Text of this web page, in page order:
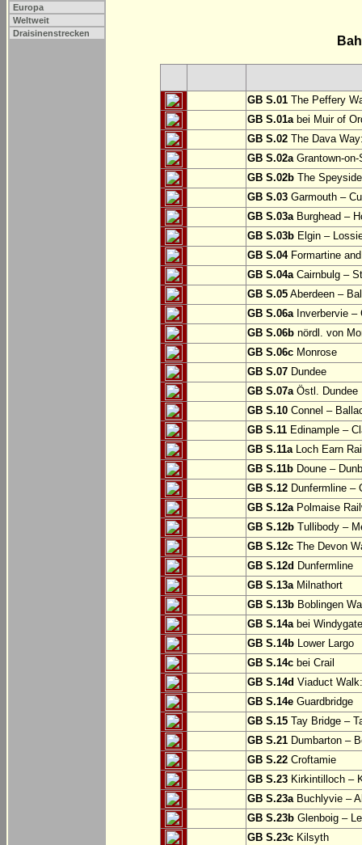
Europa
Weltweit
Draisinenstrecken
GB S.01 The Peffery
GB S.01abei Muir of
GB S.02 The Dava
GB S.02aGrantown-on-
GB S.02b The
GB S.03 Garmouth –
GB S.03aBurghead –
GB S.03b Elgin –
GB S.04Formartine
GB S.04aCairnbulg –
GB S.05 Aberdeen –
GB S.06aInverbervie –
GB S.06b nördl. von
GB S.06c Monrose
GB S.07 Dundee
GB S.07aÖstl. Dundee
GB S.10 Connel –
GB S.11 Edinample –
GB S.11aLoch Earn
GB S.11b Doune –
GB S.12 Dunfermline –
GB S.12aPolmaise
GB S.12b Tullibody –
GB S.12c The Devon
GB S.12d Dunfermline
GB S.13aMilnathort
GB S.13b Boblingen
GB S.14abei
GB S.14b Lower Largo
GB S.14c bei Crail
GB S.14d Viaduct
GB S.14e Guardbridge
GB S.15 Tay Bridge –
GB S.21 Dumbarton –
GB S.22 Croftamie
GB S.23 Kirkintilloch –
GB S.23aBuchlyvie –
GB S.23b Glenboig –
GB S.23c Kilsyth